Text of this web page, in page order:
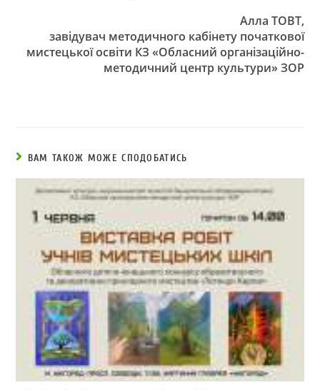
Алла ТОВТ,
завідувач методичного кабінету початкової
мистецької освіти КЗ «Обласний організаційно-
методичний центр культури» ЗОР
ВАМ ТАКОЖ МОЖЕ СПОДОБАТИСЬ